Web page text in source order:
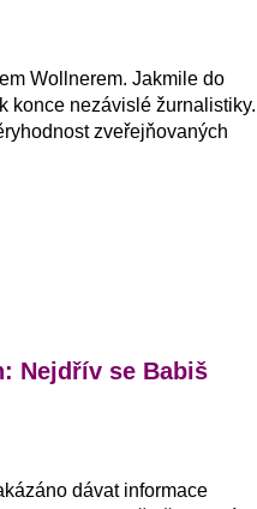
Wollnerem. Jakmile do
konce nezávislé žurnalistiky.
zveřejňovaných
Nejdřív se Babiš
dávat informace